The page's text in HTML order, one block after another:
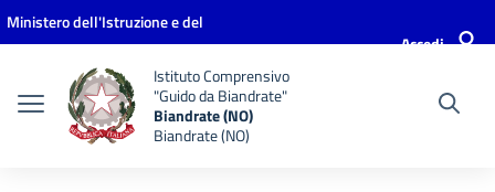
Vai ai contenuti
Vai al menu di navigazione
Vai al footer
Ministero dell'Istruzione e del
Accedi
Istituto Comprensivo
"Guido da Biandrate"
Biandrate (NO)
Biandrate (NO)